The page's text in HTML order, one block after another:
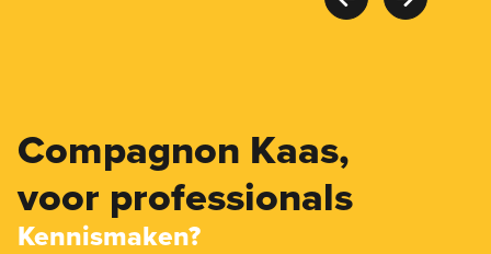
Compagnon Kaas,
voor professionals
Kennismaken?